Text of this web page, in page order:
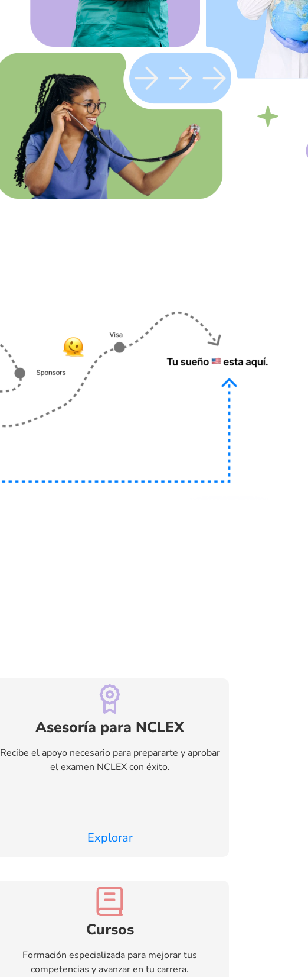
Asesoría para NCLEX
Recibe el apoyo necesario para prepararte y aprobar
el examen NCLEX con éxito.
Explorar
Cursos
Formación especializada para mejorar tus
competencias y avanzar en tu carrera.